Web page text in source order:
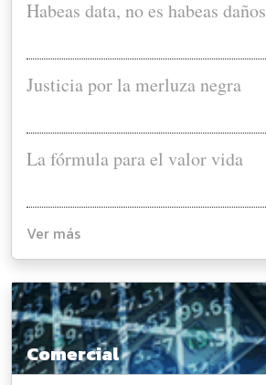
Habeas data, no es habeas daños
Justicia por la merluza negra
La fórmula para el valor vida
Ver más
Comercial